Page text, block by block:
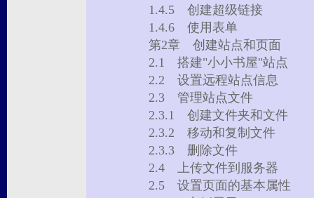
1.4.5 创建超级链接
1.4.6 使用表单
第2章 创建站点和页面
2.1 搭建"小小书屋"站点
2.2 设置远程站点信息
2.3 管理站点文件
2.3.1 创建文件夹和文件
2.3.2 移动和复制文件
2.3.3 删除文件
2.4 上传文件到服务器
2.5 设置页面的基本属性